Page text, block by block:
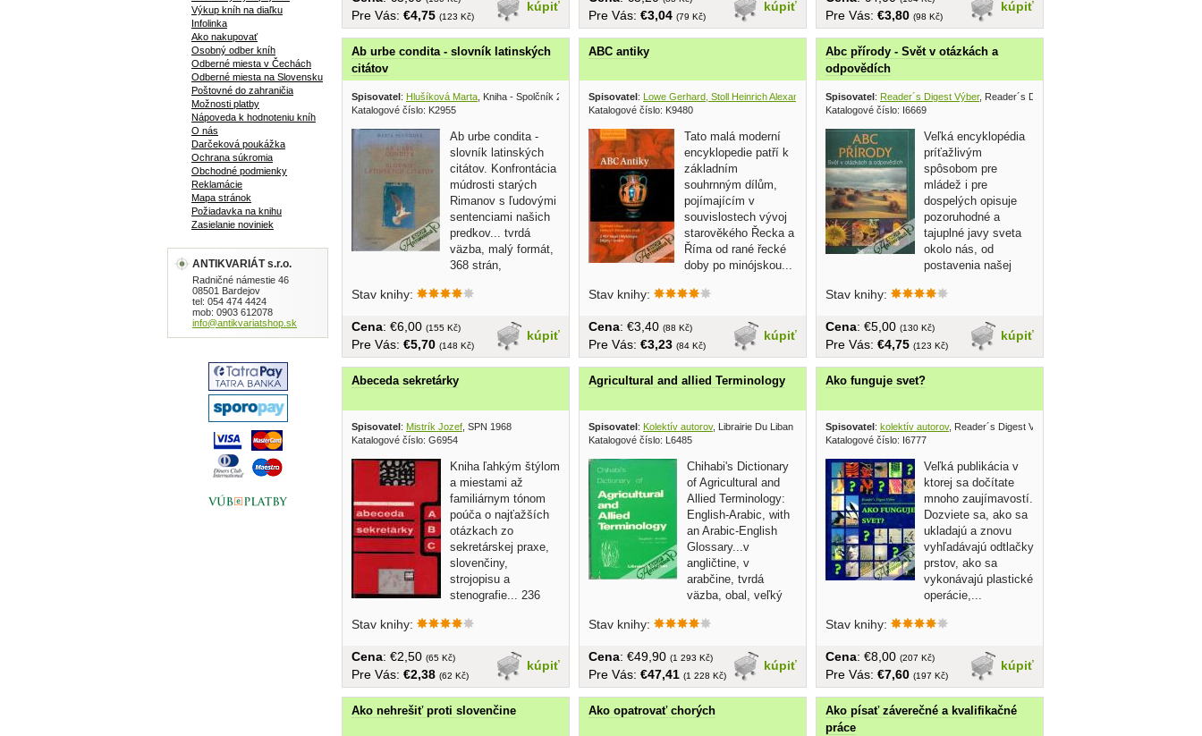
kúpiť
Pre Vás: €4,75 (123 Kč)
kúpiť
Pre Vás: €3,04 (79 Kč)
kúpiť
Pre Vás: €3,80 (98 Kč)
Ab urbe condita - slovník latinských
citátov
Spisovatel : Hlušíková Marta , Kniha - Spolčník 2000
Katalogové číslo: K2955
Ab urbe condita -
slovník latinských
citátov. Konfrontácia
múdrosti starých
Rimanov s ľudovými
sentenciami našich
predkov... tvrdá
väzba, malý formát,
368 strán,
Stav knihy:
kúpiť
Cena: €6,00 (155 Kč)
Pre Vás: €5,70 (148 Kč)
ABC antiky
Spisovatel : Lowe Gerhard, Stoll Heinrich Alexander
, Ivo Železný 2005
Katalogové číslo: K9480
Tato malá moderní
encyklopedie patří k
základním
souhrnným dílům,
pojímajícím v
souvislostech vývoj
starověkého Řecka a
Říma od rané řecké
doby po minójskou...
Stav knihy:
kúpiť
Cena: €3,40 (88 Kč)
Pre Vás: €3,23 (84 Kč)
Abc přírody - Svět v otázkách a
odpovědích
Spisovatel : Reader´s Digest Výber, Reader´s Digest Výber 1997
Katalogové číslo: I6669
Veľká encyklopédia
príťažlivým
spôsobom pre
mládež i pre
dospelých opisuje
pozoruhodné a
tajuplné javy sveta
okolo nás, od
postavenia našej
Stav knihy:
kúpiť
Cena: €5,00 (130 Kč)
Pre Vás: €4,75 (123 Kč)
Abeceda sekretárky
Spisovatel: Mistrík Jozef , SPN 1968
Katalogové číslo: G6954
Kniha ľahkým štýlom
a miestami až
familiárnym tónom
poúča o najťažších
otázkach zo
sekretárskej praxe,
slovenčiny,
strojopisu a
stenografie... 236
Stav knihy:
kúpiť
Cena: €2,50 (65 Kč)
Pre Vás: €2,38 (62 Kč)
Agricultural and allied Terminology
Spisovatel: Kolektív autorov, Librairie Du Liban ?
Katalogové číslo: L6485
Chihabi's Dictionary
of Agricultural and
Allied Terminology:
English-Arabic, with
an Arabic-English
Glossary...v
angličtine, v
arabčine, tvrdá
väzba, obal, veľký
Stav knihy:
kúpiť
Cena: €49,90 (1 293 Kč)
Pre Vás: €47,41 (1 228 Kč)
Ako funguje svet?
Spisovatel: kolektív autorov, Reader´s Digest Výber 1998
Katalogové číslo: I6777
Veľká publikácia v
ktorej sa dočítate
mnoho zaujímavostí.
Dozviete sa, ako sa
ukladajú a znovu
vyhľadávajú odtlačky
prstov, ako sa
vykonávajú plastické
operácie,...
Stav knihy:
kúpiť
Cena: €8,00 (207 Kč)
Pre Vás: €7,60 (197 Kč)
Ako nehrešiť proti slovenčine Ako opatrovať chorých
Ako písať záverečné a kvalifikačné
práce
Výkup kníh na diaľku
Infolinka
Ako nakupovať
Osobný odber kníh
Odberné miesta v Čechách
Odberné miesta na Slovensku
Poštovné do zahraničia
Možnosti platby
Nápoveda k hodnoteniu kníh
O nás
Darčeková poukážka
Ochrana súkromia
Obchodné podmienky
Reklamácie
Mapa stránok
Požiadavka na knihu
Zasielanie noviniek
ANTIKVARIÁT s.r.o.
Radničné námestie 46
08501 Bardejov
tel: 054 474 4424
mob: 0903 612078
info@antikvariatshop.sk